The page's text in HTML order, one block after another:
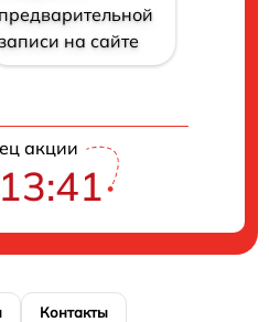
предварительной
на сайте
акции
Контакты